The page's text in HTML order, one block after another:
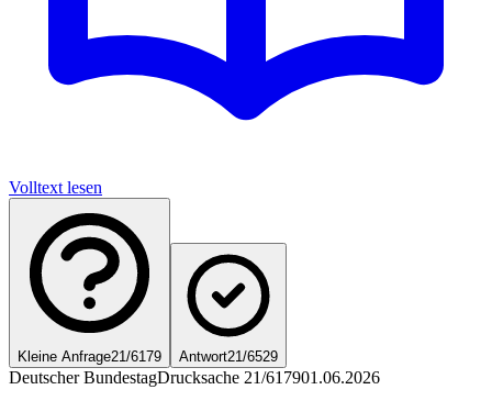
Volltext lesen
Kleine Anfrage21/6179 Antwort21/6529
Deutscher BundestagDrucksache 21/617901.06.2026